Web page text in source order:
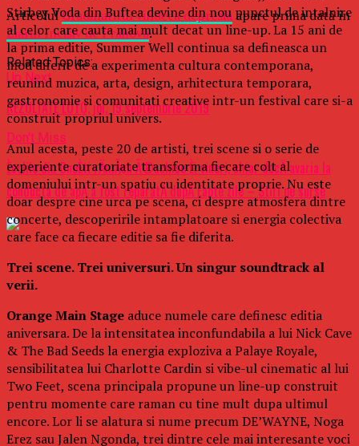
ArticolulGradinaritul vindeca depresiaapare prima dată în
Ziarul Incisiv de Prahova.
Related Topics:
Up Next
REZULTATE LOTO, joi, 19 septembrie 2019
Don't Miss
Ècolile din OneÈti rÄmÃ¢n Ã®nchise Èi vineri, chiar dacÄ avaria la
conducta de apÄ a fost reparatÄ dupÄ Èapte zile – Stiri pe surse
Stirbey Voda din Buftea devine din nou punctul de intalnire
al celor care cauta mai mult decat un line-up. La 15 ani de
la prima editie, Summer Well continua sa defineasca un
mod diferit de a experimenta cultura contemporana,
reunind muzica, arta, design, arhitectura temporara,
gastronomie si comunitati creative intr-un festival care si-a
construit propriul univers.
Anul acesta, peste 20 de artisti, trei scene si o serie de
experiente curatoriate transforma fiecare colt al
domeniului intr-un spatiu cu identitate proprie. Nu este
doar despre cine urca pe scena, ci despre atmosfera dintre
concerte, descoperirile intamplatoare si energia colectiva
care face ca fiecare editie sa fie diferita.
Trei scene. Trei universuri. Un singur soundtrack al
verii.
Orange Main Stage aduce numele care definesc editia
aniversara. De la intensitatea inconfundabila a lui Nick Cave
& The Bad Seeds la energia exploziva a Palaye Royale,
sensibilitatea lui Charlotte Cardin si vibe-ul cinematic al lui
Two Feet, scena principala propune un line-up construit
pentru momente care raman cu tine mult dupa ultimul
encore. Lor li se alatura si nume precum DE’WAYNE, Noga
Erez sau Jalen Ngonda, trei dintre cele mai interesante voci